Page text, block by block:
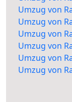
Umzug von
Umzug von
Umzug von
Umzug von
Umzug von
Umzug von